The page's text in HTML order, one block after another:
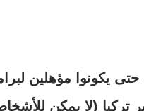
يكونوا مؤهلين
تركيا (لا يمكن